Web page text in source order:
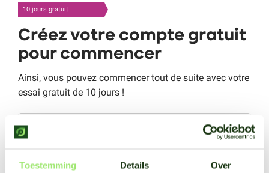
Toestemming Details Over
10 jours gratuit
Créez votre compte gratuit
pour commencer
Ainsi, vous pouvez commencer tout de suite avec votre
essai gratuit de 10 jours !
Choisissez votre mot de passe